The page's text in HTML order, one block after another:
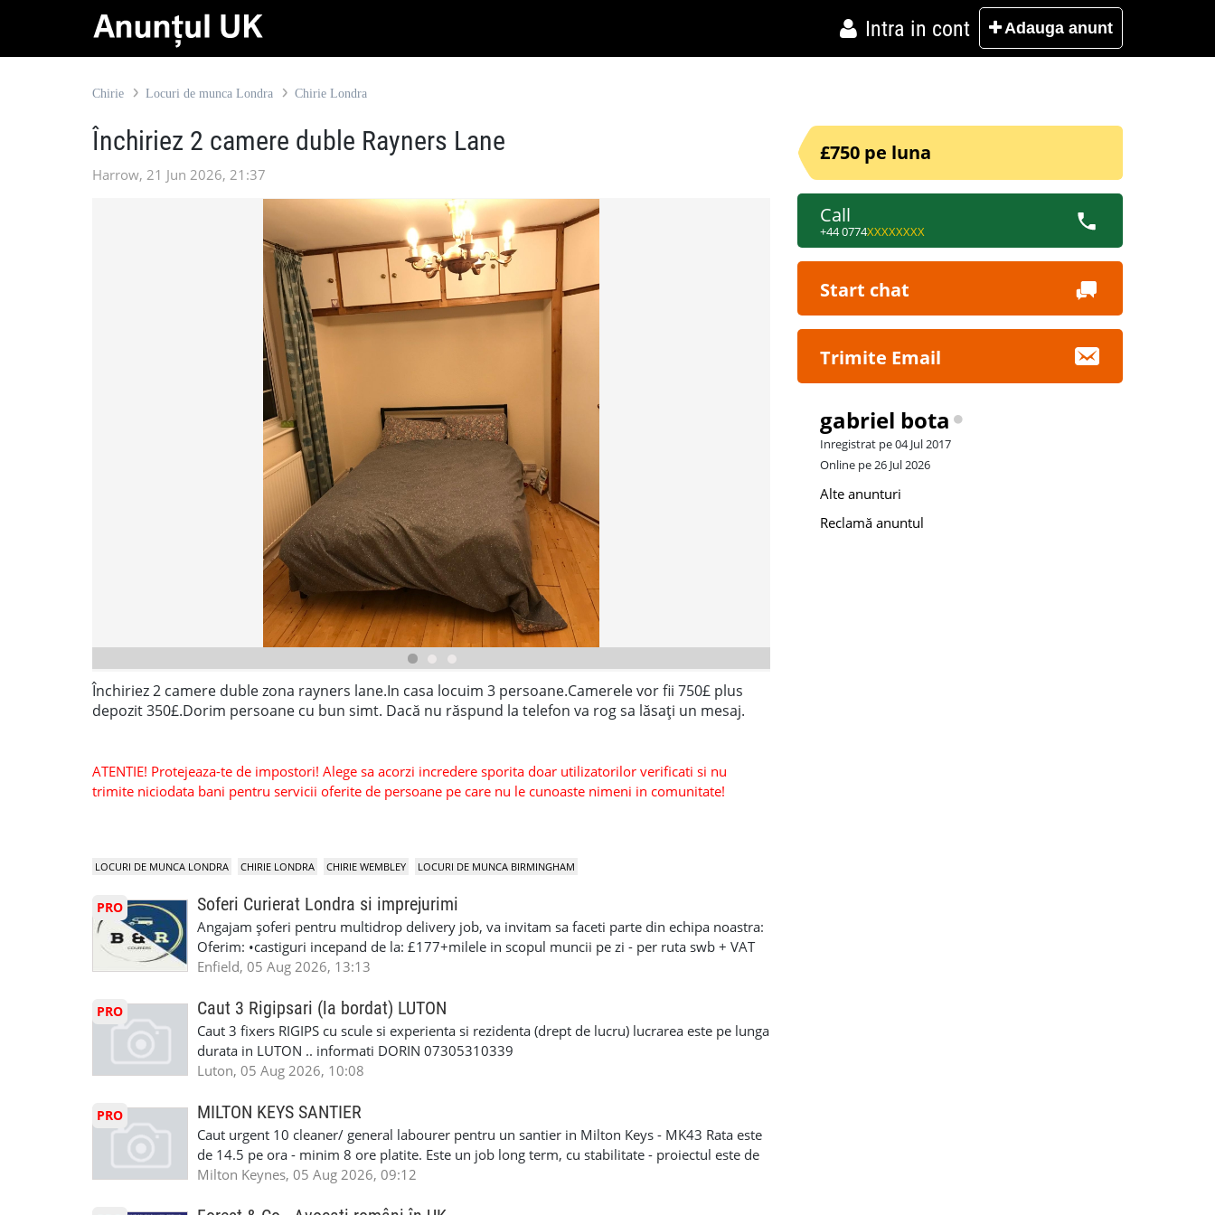
Intra in cont Adauga anunt
Chirie Locuri de munca Londra Chirie Londra
Închiriez 2 camere duble Rayners Lane
Harrow, 21 Jun 2026, 21:37
Închiriez 2 camere duble zona rayners lane.In casa locuim 3 persoane.Camerele vor fii 750£ plus
depozit 350£.Dorim persoane cu bun simt. Dacă nu răspund la telefon va rog sa lăsați un mesaj.
ATENTIE! Protejeaza-te de impostori! Alege sa acorzi incredere sporita doar utilizatorilor verificati si nu
trimite niciodata bani pentru servicii oferite de persoane pe care nu le cunoaste nimeni in comunitate!
£750 pe luna
Call
+44 0774XXXXXXXX
Start chat
Trimite Email
gabriel bota
Inregistrat pe 04 Jul 2017
Online pe 26 Jul 2026
Alte anunturi
Reclamă anuntul
LOCURI DE MUNCA LONDRA CHIRIE LONDRA CHIRIE WEMBLEY LOCURI DE MUNCA BIRMINGHAM
PRO Soferi Curierat Londra si imprejurimi
Angajam șoferi pentru multidrop delivery job, va invitam sa faceti parte din echipa noastra:
Oferim: •castiguri incepand de la: £177+milele in scopul muncii pe zi - per ruta swb + VAT
pentru cei platitori de VAT si £190+milele in scopul muncii pe zi per ruta lwb + VAT pentru
status obligatoriu •varsta minima 21 de ani •1 an experienta pe permis •cazier curat -
compania aplica pentru dumneavoastra •posibilitatea sa treceti un test drog si alcool
•oferim: - training platit (3 zile-£117 pe zi) - contract de munca pe o perioada
nedeterminata. -full time/ part-time - van oferit de firma contra cost( in cazul in care nu
masinii). Acceptam cu permis UK si permis RO. Recrutam pentru urmatoarele locatii: -
Enfield - Weybridge - Romford - Luton - Harlow - Northampton Pentru mai multe detalii si
programari la interviu apelati cu incredere la noi - 07494685033
Enfield, 05 Aug 2026, 13:13
PRO Caut 3 Rigipsari (la bordat) LUTON
Caut 3 fixers RIGIPS cu scule si experienta si rezidenta (drept de lucru) lucrarea este pe lunga
durata in LUTON .. informati DORIN 07305310339
Luton, 05 Aug 2026, 10:08
PRO MILTON KEYS SANTIER
Caut urgent 10 cleaner/ general labourer pentru un santier in Milton Keys - MK43 Rata este
de 14.5 pe ora - minim 8 ore platite. Este un job long term, cu stabilitate - proiectul este de
la Amazon. Munca este usoara, general labourer si cleaning. Acceptam si femei si barbati
Milton Keynes, 05 Aug 2026, 09:12